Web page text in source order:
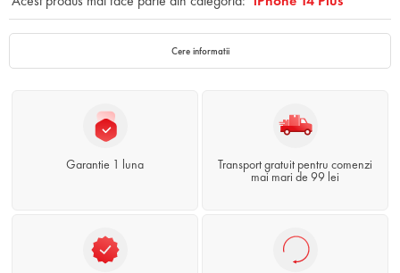
Cere informatii
Garantie 1 luna
Transport gratuit pentru comenzi
mai mari de 99 lei